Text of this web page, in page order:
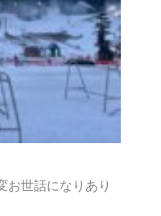
お世話になりあり